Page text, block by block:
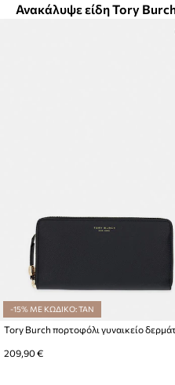
Ανακάλυψε είδη Tory
-15% ΜΕ ΚΩΔΙΚΟ: TAN
209,90 €